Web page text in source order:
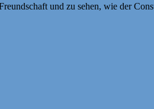
und zu sehen, wie der